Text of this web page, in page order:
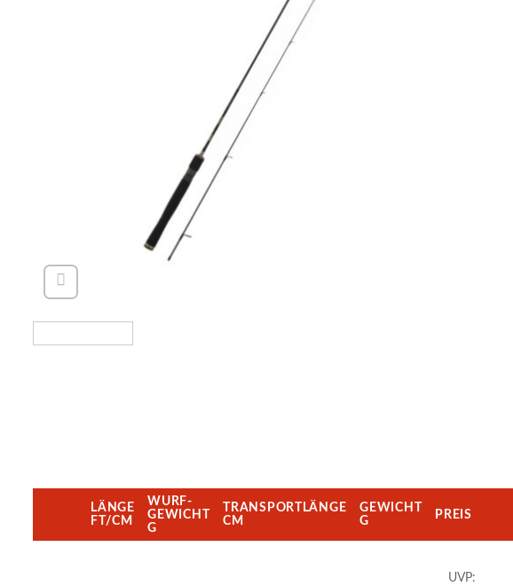
LÄNGE
FT/CM
WURF-
GEWICHT
G
TRANSPORTLÄNGE
CM
GEWICHT
G
PREIS
UVP: